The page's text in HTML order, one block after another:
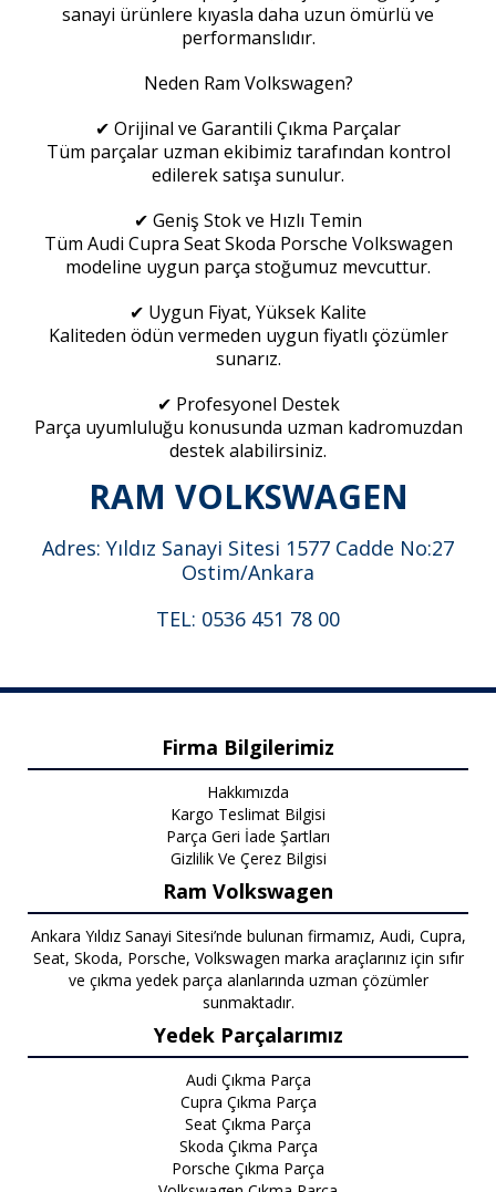
sanayi ürünlere kıyasla daha uzun ömürlü ve
performanslıdır.
Neden Ram Volkswagen?
✔ Orijinal ve Garantili Çıkma Parçalar
Tüm parçalar uzman ekibimiz tarafından kontrol
edilerek satışa sunulur.
✔ Geniş Stok ve Hızlı Temin
Tüm Audi Cupra Seat Skoda Porsche Volkswagen
modeline uygun parça stoğumuz mevcuttur.
✔ Uygun Fiyat, Yüksek Kalite
Kaliteden ödün vermeden uygun fiyatlı çözümler
sunarız.
✔ Profesyonel Destek
Parça uyumluluğu konusunda uzman kadromuzdan
destek alabilirsiniz.
RAM VOLKSWAGEN
Adres: Yıldız Sanayi Sitesi 1577 Cadde No:27
Ostim/Ankara
TEL: 0536 451 78 00
Firma Bilgilerimiz
Hakkımızda
Kargo Teslimat Bilgisi
Parça Geri İade Şartları
Gizlilik Ve Çerez Bilgisi
Ram Volkswagen
Ankara Yıldız Sanayi Sitesi’nde bulunan firmamız, Audi, Cupra,
Seat, Skoda, Porsche, Volkswagen marka araçlarınız için sıfır
ve çıkma yedek parça alanlarında uzman çözümler
sunmaktadır.
Yedek Parçalarımız
Audi Çıkma Parça
Cupra Çıkma Parça
Seat Çıkma Parça
Skoda Çıkma Parça
Porsche Çıkma Parça